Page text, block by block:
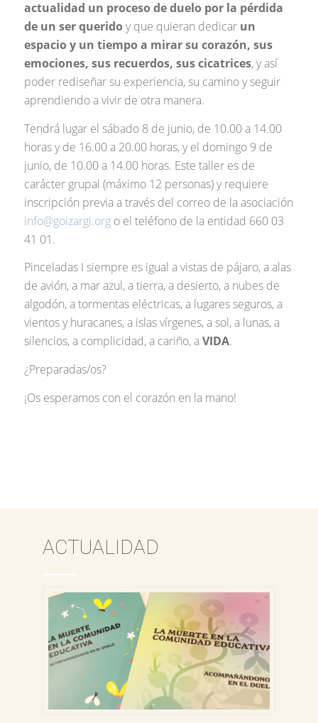
actualidad un proceso de duelo por la pérdida
de un ser queridoy que quieran dedicar un
espacio y un tiempo a mirar su corazón, sus
emociones, sus recuerdos, sus cicatrices, y así
poder rediseñar su experiencia, su camino y seguir
aprendiendo a vivir de otra manera.
Tendrá lugar el sábado 8 de junio, de 10.00 a 14.00
horas y de 16.00 a 20.00 horas, y el domingo 9 de
junio, de 10.00 a 14.00 horas. Este taller es de
carácter grupal (máximo 12 personas) y requiere
inscripción previa a través del correo de la asociación
info@goizargi.orgo el teléfono de la entidad 660 03
41 01.
Pinceladas I siempre es igual a vistas de pájaro, a alas
de avión, a mar azul, a tierra, a desierto, a nubes de
algodón, a tormentas eléctricas, a lugares seguros, a
vientos y huracanes, a islas vírgenes, a sol, a lunas, a
silencios, a complicidad, a cariño, a VIDA.
¿Preparadas/os?
¡Os esperamos con el corazón en la mano!
ACTUALIDAD